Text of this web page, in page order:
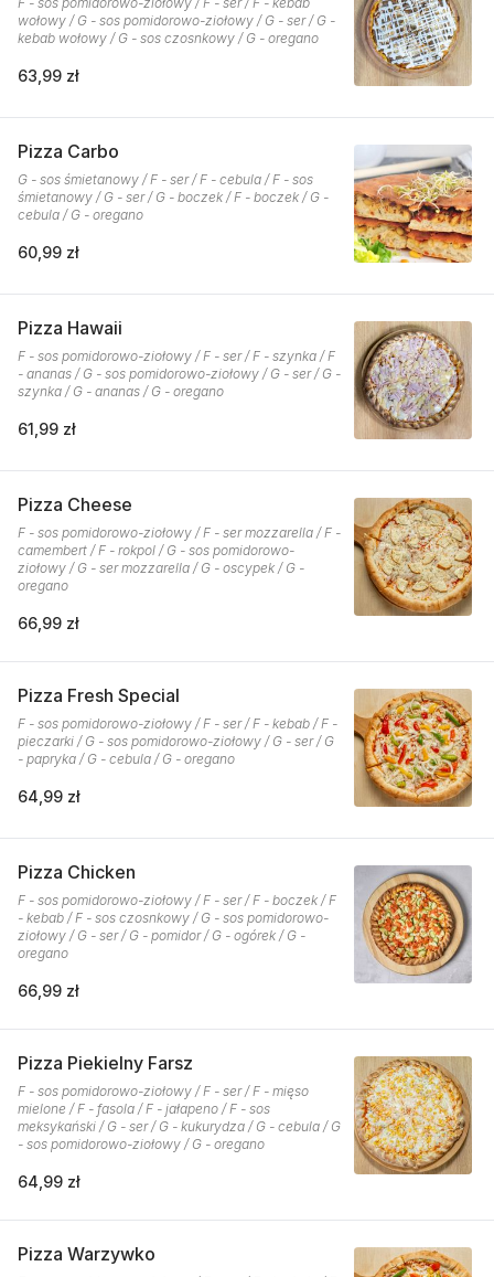
wołowy / G - sos pomidorowo-ziołowy / G - ser / G -
kebab wołowy / G - sos czosnkowy / G - oregano
63,99 zł
Pizza Carbo
G - sos śmietanowy / F - ser / F - cebula / F - sos
śmietanowy / G - ser / G - boczek / F - boczek / G -
cebula / G - oregano
60,99 zł
Pizza Hawaii
F - sos pomidorowo-ziołowy / F - ser / F - szynka / F
- ananas / G - sos pomidorowo-ziołowy / G - ser / G -
szynka / G - ananas / G - oregano
61,99 zł
Pizza Cheese
F - sos pomidorowo-ziołowy / F - ser mozzarella / F -
camembert / F - rokpol / G - sos pomidorowo-
ziołowy / G - ser mozzarella / G - oscypek / G -
oregano
66,99 zł
Pizza Fresh Special
F - sos pomidorowo-ziołowy / F - ser / F - kebab / F -
pieczarki / G - sos pomidorowo-ziołowy / G - ser / G
- papryka / G - cebula / G - oregano
64,99 zł
Pizza Chicken
F - sos pomidorowo-ziołowy / F - ser / F - boczek / F
- kebab / F - sos czosnkowy / G - sos pomidorowo-
ziołowy / G - ser / G - pomidor / G - ogórek / G -
oregano
66,99 zł
Pizza Piekielny Farsz
F - sos pomidorowo-ziołowy / F - ser / F - mięso
mielone / F - fasola / F - jałapeno / F - sos
meksykański / G - ser / G - kukurydza / G - cebula / G
- sos pomidorowo-ziołowy / G - oregano
64,99 zł
Pizza Warzywko